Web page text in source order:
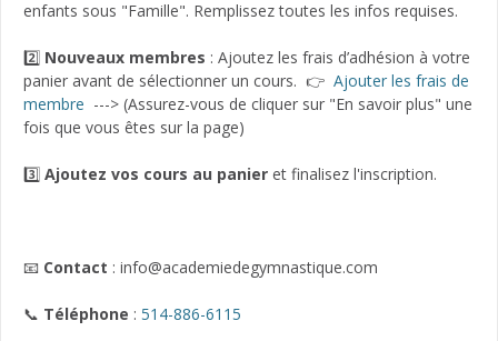
enfants sous "Famille". Remplissez toutes les infos requises.
2️⃣ Nouveaux membres : Ajoutez les frais d’adhésion à votre
panier avant de sélectionner un cours. 👉 Ajouter les frais de
membre ---> (Assurez-vous de cliquer sur "En savoir plus" une
fois que vous êtes sur la page)
3️⃣ Ajoutez vos cours au panier et finalisez l'inscription.
📧 Contact : info@academiedegymnastique.com
📞 Téléphone : 514-886-6115